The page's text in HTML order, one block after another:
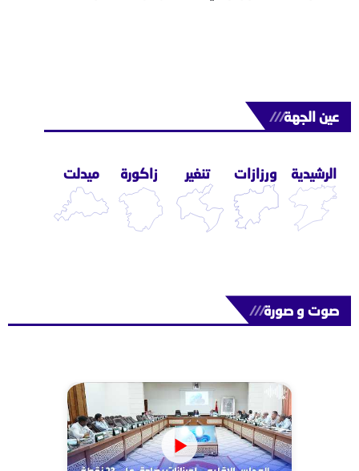
عين الجهة///
الرشيدية ورزازات تنغير زاكورة ميدلت
صوت و صورة///